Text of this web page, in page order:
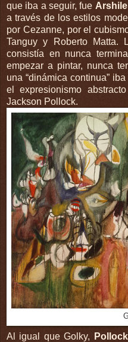
que iba a seguir, fue
a través de los estilos
por Cezanne, por el
Tanguy y Roberto Matta.
consistía en nunca
empezar a pintar, nunca
una “dinámica continua”
el expresionismo
Jackson Pollock.
Al igual que Golky, Pollock